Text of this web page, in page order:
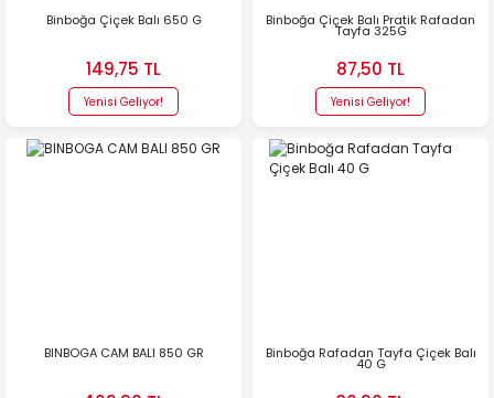
Binboğa Çiçek Balı 650 G
149,75 TL
Yenisi Geliyor!
Binboğa Çiçek Balı Pratik Rafadan
Tayfa 325G
87,50 TL
Yenisi Geliyor!
BINBOGA CAM BALI 850 GR Binboğa Rafadan Tayfa Çiçek Balı
40 G